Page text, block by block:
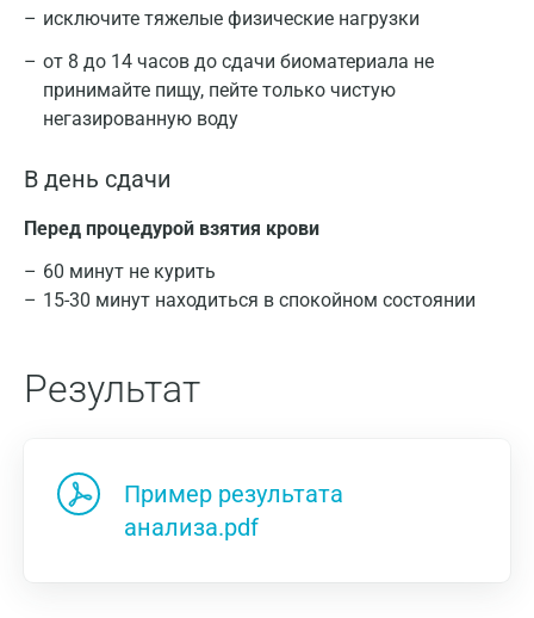
исключите тяжелые физические нагрузки
от 8 до 14 часов до сдачи биоматериала не
принимайте пищу, пейте только чистую
негазированную воду
В день сдачи
Перед процедурой взятия крови
60 минут не курить
15-30 минут находиться в спокойном состоянии
Результат
Пример результата
анализа.pdf